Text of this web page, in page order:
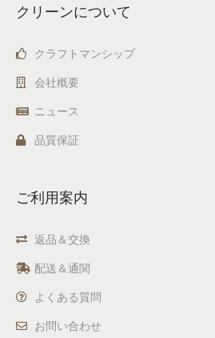
クリーンについて
クラフトマンシップ
会社概要
ニュース
品質保証
ご利用案内
返品＆交換
配送＆通関
よくある質問
お問い合わせ